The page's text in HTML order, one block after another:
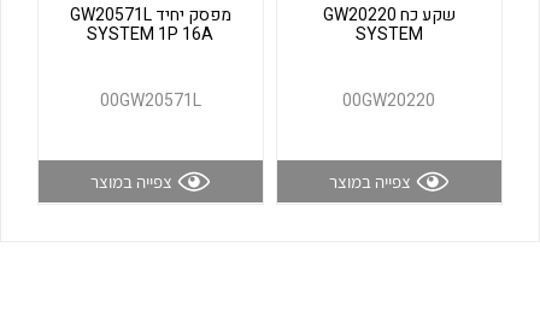
שקע כח GW20220
SYSTEM
00GW20220
צפייה במוצר
מפסק יחיד GW20571L
SYSTEM 1P 16A
00GW20571L
צפייה במוצר